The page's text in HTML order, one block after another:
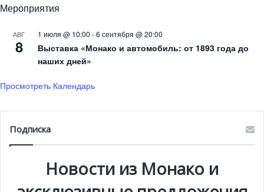
Мероприятия
АВГ
8
1 июля @ 10:00 -6 сентября @ 20:00
Выставка «Монако и автомобиль: от 1893 года до
наших дней»
Просмотреть Календарь
Подписка
Новости из Монако и